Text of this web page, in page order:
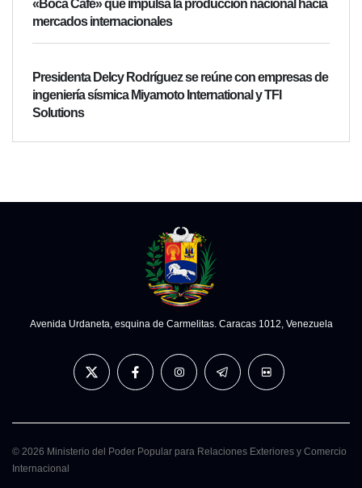
«Boca Café» que impulsa la producción nacional hacia
mercados internacionales
Presidenta Delcy Rodríguez se reúne con empresas de
ingeniería sísmica Miyamoto International y TFI
Solutions
Avenida Urdaneta, esquina de Carmelitas. Caracas 1012, Venezuela
© 2026 Ministerio del Poder Popular para Relaciones Exteriores y Comercio
Internacional